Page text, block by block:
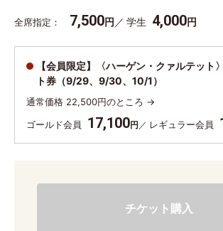
全席指定 7,500円 学生 4,000円
【会員限定】〈ハーゲン・クァルテット
ト券（9/29、9/30、10/1）
通常価格 22,500円のところ →
ゴールド会員
17,100円 レギュラー会員
チケット購入